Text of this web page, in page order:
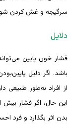
سرگیجه و غش کردن
دلایل
فشار خون پایین
باشد. اگر دلیل
از افراد به‌طور طبیعی
این حال، اگر فشار
بدن اثر بگذارد و فرد